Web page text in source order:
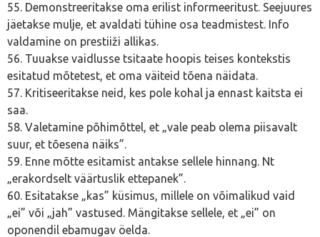
55. Demonstreeritakse oma erilist informeeritust. Seejuures
jäetakse mulje, et avaldati tühine osa teadmistest. Info
valdamine on prestiiži allikas.
56. Tuuakse vaidlusse tsitaate hoopis teises kontekstis
esitatud mõtetest, et oma väiteid tõena näidata.
57. Kritiseeritakse neid, kes pole kohal ja ennast kaitsta ei
saa.
58. Valetamine põhimõttel, et „vale peab olema piisavalt
suur, et tõesena näiks”.
59. Enne mõtte esitamist antakse sellele hinnang. Nt
„erakordselt väärtuslik ettepanek”.
60. Esitatakse „kas” küsimus, millele on võimalikud vaid
„ei” või „jah” vastused. Mängitakse sellele, et „ei” on
oponendil ebamugav öelda.